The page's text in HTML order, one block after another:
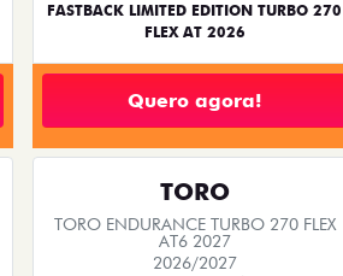
FASTBACK LIMITED EDITION TURBO 270
FLEX AT 2026
Quero agora!
TORO
TORO ENDURANCE TURBO 270 FLEX
AT6 2027
2026/2027